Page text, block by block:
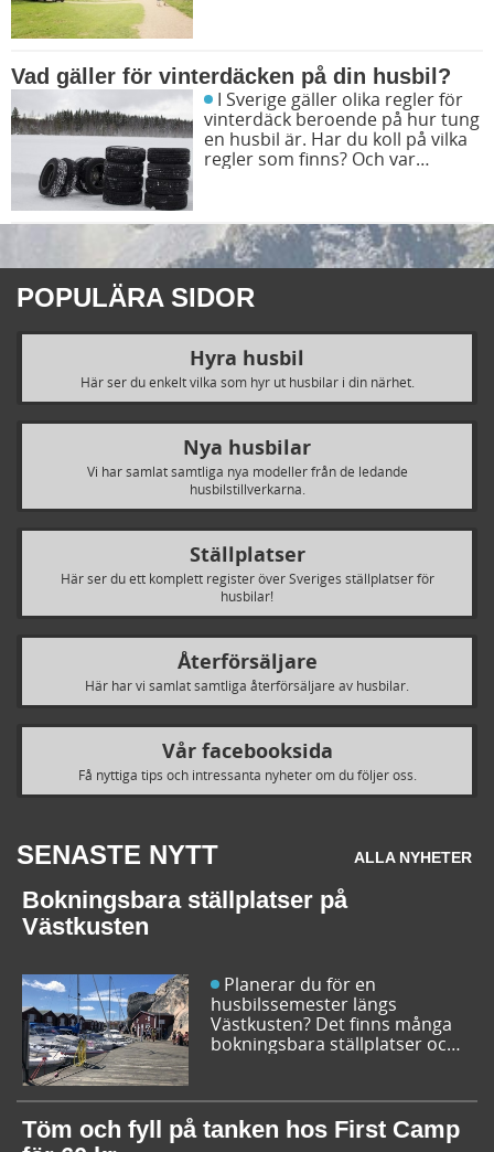
finns ett stort utbud av husvagn-
och husbilsproducenter,
generalagenter, återförsäljare,
serviceställen och en mängd fina
platser att uppleva.
Vad gäller för vinterdäcken på din husbil?
vinterdäck beroende på hur tung
en husbil är. Har du koll på vilka
regler som finns? Och var
POPULÄRA SIDOR
Hyra husbil
Här ser du enkelt vilka som hyr ut husbilar i din närhet.
Nya husbilar
Vi har samlat samtliga nya modeller från de ledande
husbilstillverkarna.
Ställplatser
Här ser du ett komplett register över Sveriges ställplatser för
husbilar!
Återförsäljare
Här har vi samlat samtliga återförsäljare av husbilar.
Vår facebooksida
Få nyttiga tips och intressanta nyheter om du följer oss.
SENASTE NYTT ALLA NYHETER
Bokningsbara ställplatser på
Västkusten
husbilssemester längs
Västkusten? Det finns många
bokningsbara ställplatser och
campingturen. Vi ger dig några
bra förslag på ställplatser och
husbilsplatser så att du kan
Töm och fyll på tanken hos First Camp